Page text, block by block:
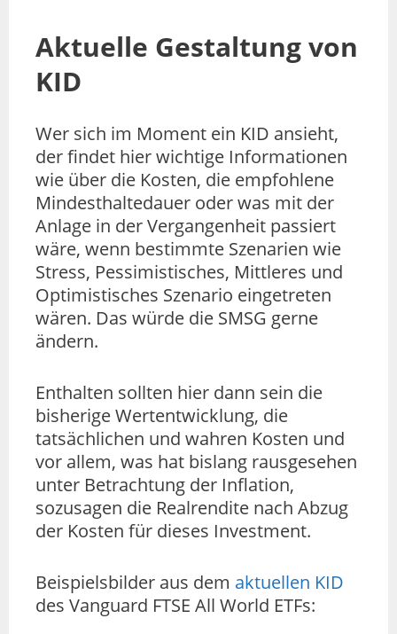
Aktuelle Gestaltung von
KID
Wer sich im Moment ein KID ansieht,
der findet hier wichtige Informationen
wie über die Kosten, die empfohlene
Mindesthaltedauer oder was mit der
Anlage in der Vergangenheit passiert
wäre, wenn bestimmte Szenarien wie
Stress, Pessimistisches, Mittleres und
Optimistisches Szenario eingetreten
wären. Das würde die SMSG gerne
ändern.
Enthalten sollten hier dann sein die
bisherige Wertentwicklung, die
tatsächlichen und wahren Kosten und
vor allem, was hat bislang rausgesehen
unter Betrachtung der Inflation,
sozusagen die Realrendite nach Abzug
der Kosten für dieses Investment.
Beispielsbilder aus dem aktuellen KID
des Vanguard FTSE All World ETFs: